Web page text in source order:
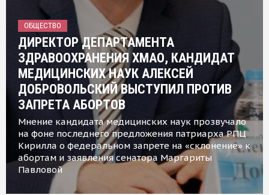
ОБЩЕСТВО
ДИРЕКТОР ДЕПАРТАМЕНТА
ЗДРАВООХРАНЕНИЯ ХМАО, КАНДИДАТ
МЕДИЦИНСКИХ НАУК АЛЕКСЕЙ
ДОБРОВОЛЬСКИЙ ВЫСТУПИЛ ПРОТИВ
ЗАПРЕТА АБОРТОВ
Мнение кандидата медицинских наук прозвучало
на фоне последнего предложения патриарха РПЦ
Кирилла о федеральном запрете на «склонение» к
абортам и заявления сенатора Маргариты
Павловой